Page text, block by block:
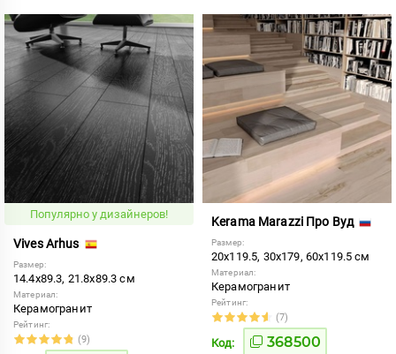
Популярно у дизайнеров!
Vives Arhus
Размер:
14.4x89.3, 21.8x89.3 см
Материал:
Керамогранит
Рейтинг:
(9)
Kerama Marazzi Про Вуд
Размер:
20x119.5, 30x179, 60x119.5 см
Материал:
Керамогранит
Рейтинг:
(7)
Код: 368500